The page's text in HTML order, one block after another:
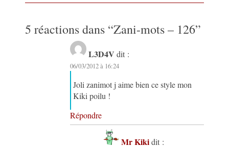
5 réactions dans “Zani-mots – 126”
L3D4V dit :
06/03/2012 à 16:24
Joli zanimot j aime bien ce style mon
Kiki poilu !
Répondre
Mr Kiki dit :